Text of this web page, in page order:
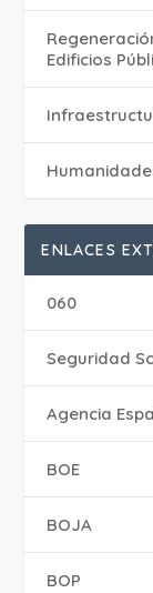
Edificios
ENLACES
060
Seguridad
Agencia
BOE
BOJA
BOP